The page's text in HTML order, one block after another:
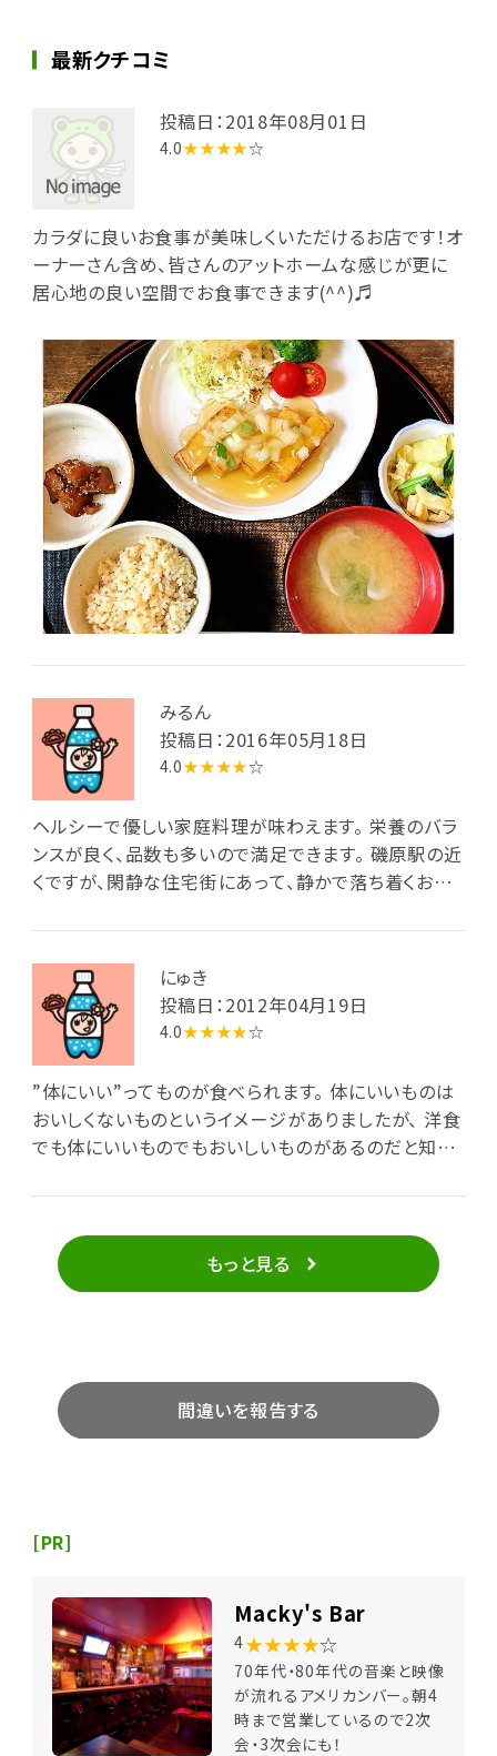
最新クチコミ
投稿日：2018年08月01日
4.0★★★★☆
カラダに良いお食事が美味しくいただけるお店です！オ
ーナーさん含め、皆さんのアットホームな感じが更に
居心地の良い空間でお食事できます(^^)♬
みるん
投稿日：2016年05月18日
4.0★★★★☆
ヘルシーで優しい家庭料理が味わえます。 栄養のバラ
ンスが良く、品数も多いので満足できます。 磯原駅の近
くですが、閑静な住宅街にあって、静かで落ち着くお店
にゅき
投稿日：2012年04月19日
4.0★★★★☆
”体にいい”ってものが食べられます。 体にいいものは
おいしくないものというイメージがありましたが、 洋食
でも体にいいものでもおいしいものがあるのだと知り
ものが食べられてお得ですっ♪
もっと見る
間違いを報告する
[PR]
Macky's Bar
4★★★★☆
70年代・80年代の音楽と映像
が流れるアメリカンバー。朝4
時まで営業しているので2次
会・3次会にも！